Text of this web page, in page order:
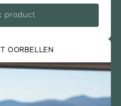
product
OORBELLEN